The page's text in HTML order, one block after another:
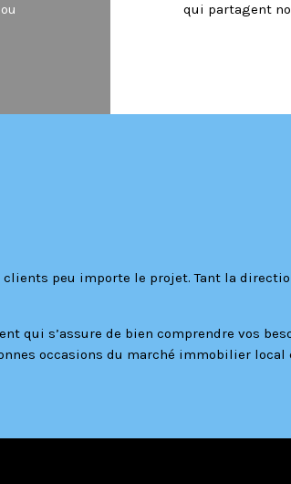
qui partagent
peu importe le projet. Tant la
qui s’assure de bien comprendre vos
occasions du marché immobilier local